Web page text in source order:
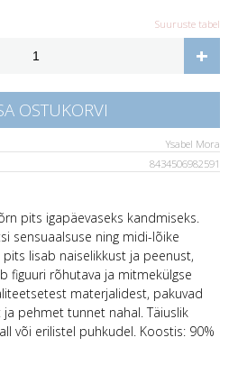
Suuruste tabel
+
OSTUKORVI
Ysabel Mora
8434506982591
pits igapäevaseks kandmiseks.
sensuaalsuse ning midi-lõike
lisab naiselikkust ja peenust,
figuuri rõhutava ja mitmekülgse
materjalidest, pakuvad
pehmet tunnet nahal. Täiuslik
või erilistel puhkudel. Koostis: 90%